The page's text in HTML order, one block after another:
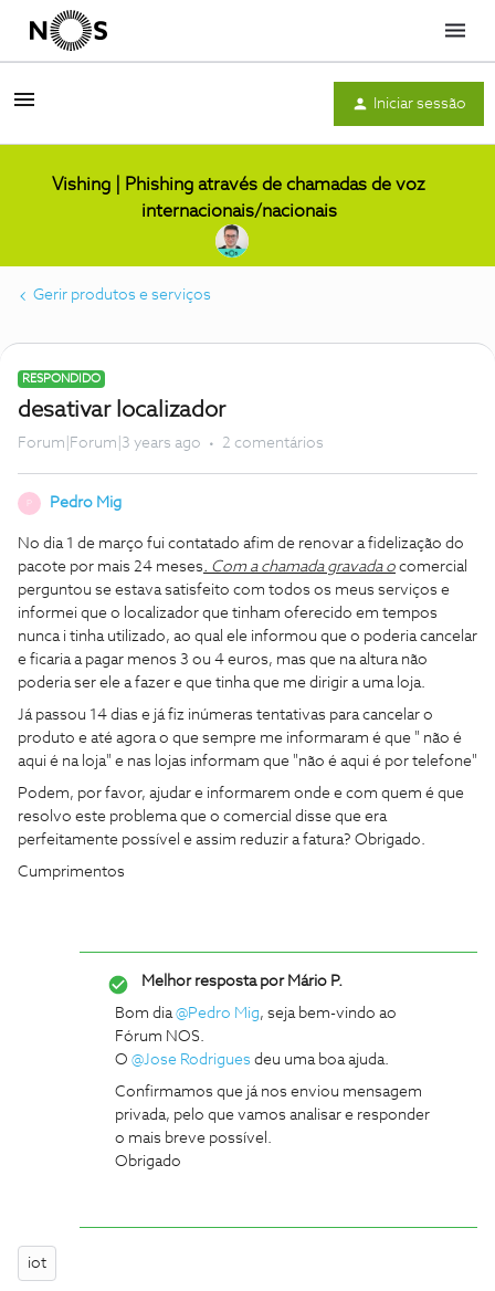
Menu
Iniciar sessão
Vishing | Phishing através de chamadas de voz
internacionais/nacionais
Gerir produtos e serviços
RESPONDIDO
desativar localizador
Forum|Forum|3 years ago 2 comentários
Pedro Mig
No dia 1 de março fui contatado afim de renovar a fidelização do
pacote por mais 24 meses. Com a chamada gravada o comercial
perguntou se estava satisfeito com todos os meus serviços e
informei que o localizador que tinham oferecido em tempos
nunca i tinha utilizado, ao qual ele informou que o poderia cancelar
e ficaria a pagar menos 3 ou 4 euros, mas que na altura não
poderia ser ele a fazer e que tinha que me dirigir a uma loja.
Já passou 14 dias e já fiz inúmeras tentativas para cancelar o
produto e até agora o que sempre me informaram é que " não é
aqui é na loja" e nas lojas informam que "não é aqui é por telefone"
Podem, por favor, ajudar e informarem onde e com quem é que
resolvo este problema que o comercial disse que era
perfeitamente possível e assim reduzir a fatura? Obrigado.
Cumprimentos
Melhor resposta porMário P.
Bom dia@Pedro Mig, seja bem-vindo ao
Fórum NOS.
​​O @Jose Rodrigues deu uma boa ajuda.
Confirmamos que já nos enviou mensagem
privada, pelo que vamos analisar e responder
o mais breve possível.
Obrigado
iot